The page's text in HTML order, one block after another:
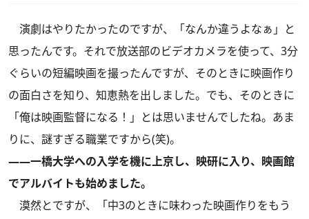
演劇はやりたかったのですが、「なんか違うよなぁ」と
思ったんです。それで放送部のビデオカメラを使って、3分
ぐらいの短編映画を撮ったんですが、そのときに映画作り
の面白さを知り、知恵熱を出しました。でも、そのときに
「俺は映画監督になる！」とは思いませんでしたね。あま
りに、謎すぎる職業ですから(笑)。
――一橋大学への入学を機に上京し、映研に入り、映画館
でアルバイトも始めました。
漠然とですが、「中3のときに味わった映画作りをもう